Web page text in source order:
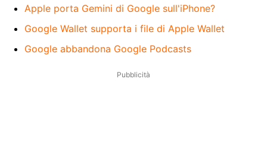
Apple porta Gemini di Google sull'iPhone?
Google Wallet supporta i file di Apple Wallet
Google abbandona Google Podcasts
Pubblicità